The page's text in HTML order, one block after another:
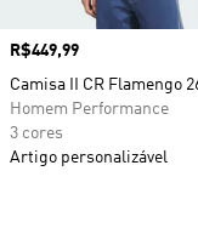
Preço
R$449,99
Camisa II CR Flamengo
Homem Performance
3 cores
Artigo personalizável